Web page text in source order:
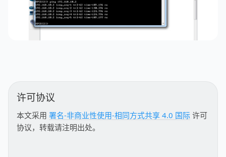
许可协议
本文采用 署名-非商业性使用-相同方式共享 4.0 国际 许可
协议，转载请注明出处。